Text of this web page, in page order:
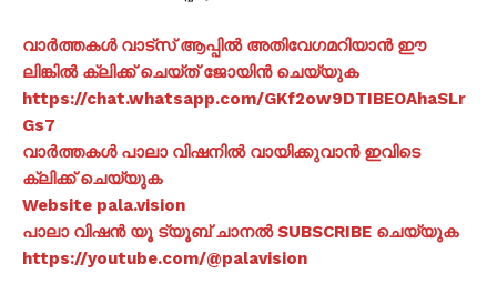
വാർത്തകൾ വാട്സ് ആപ്പിൽ അതിവേഗമറിയാൻ ഈ
ലിങ്കിൽ ക്ലിക്ക് ചെയ്ത് ജോയിൻ ചെയ്യുക
https://chat.whatsapp.com/GKf2ow9DTIBEOAhaSLr
Gs7
വാർത്തകൾ പാലാ വിഷനിൽ വായിക്കുവാൻ ഇവിടെ
ക്ലിക്ക് ചെയ്യുക
Website pala.vision
പാലാ വിഷൻ യൂ ട്യൂബ് ചാനൽ SUBSCRIBE ചെയ്യുക
https://youtube.com/@palavision